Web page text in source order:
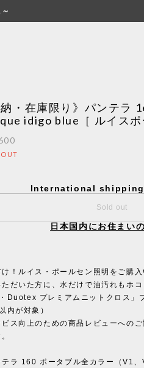
納・在庫限り》パンテラ
idigo blue［ ルイスポ
International
Sold out
日本国内にお住まい
！ルイス・ポールセン照明をご購
だいた方に、水だけで油汚れもホ
・Duotex プレミアムニットクロス」
内が対象）
ス向上のための商品レビューへの
ラ 160 ポータブル全カラー（V1、